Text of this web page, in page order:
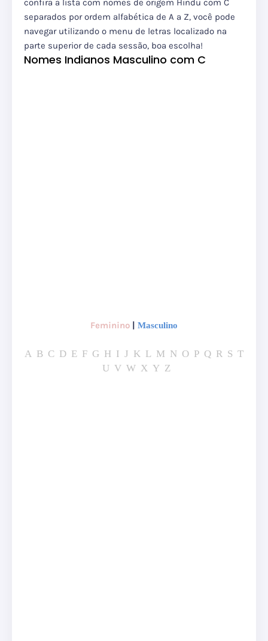
confira a lista com nomes de origem Hindu com C
separados por ordem alfabética de A a Z, você pode
navegar utilizando o menu de letras localizado na
parte superior de cada sessão, boa escolha!
Nomes Indianos Masculino com C
Feminino | Masculino
A B C D E F G H I J K L M N O P Q R S T
U V W X Y Z